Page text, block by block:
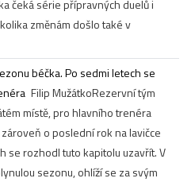
čeká série přípravných duelů i
změnám došlo také v
béčka. Po sedmi letech se
Filip MužátkoRezervní tým
místě, pro hlavního trenéra
o poslední rok na lavičce
se rozhodl tuto kapitolu uzavřít. V
sezonu, ohlíží se za svým